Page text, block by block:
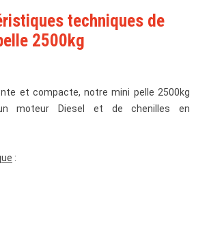
techniques de
2500kg
et compacte, notre mini pelle 2500kg
moteur Diesel et de chenilles en
: